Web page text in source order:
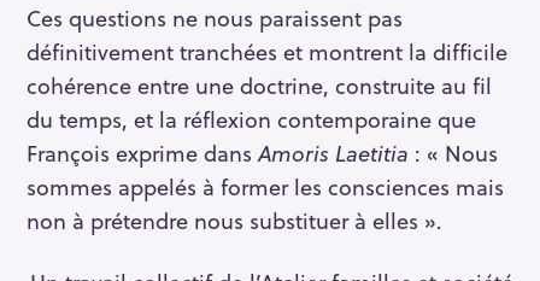
Ces questions ne nous paraissent pas
définitivement tranchées et montrent la difficile
cohérence entre une doctrine, construite au fil
du temps, et la réflexion contemporaine que
François exprime dansAmoris Laetitia : « Nous
sommes appelés à former les consciences mais
non à prétendre nous substituer à elles ».